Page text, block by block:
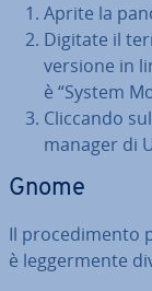
Aprite la
Digitate il
versione in
è “System
Cliccando
manager di
Gnome
Il pro­ce­di­men­to
è leg­ger­men­te